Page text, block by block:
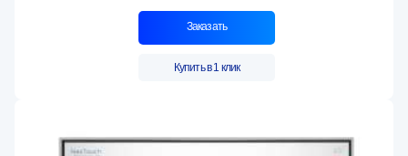
Заказать
Купить в 1 клик